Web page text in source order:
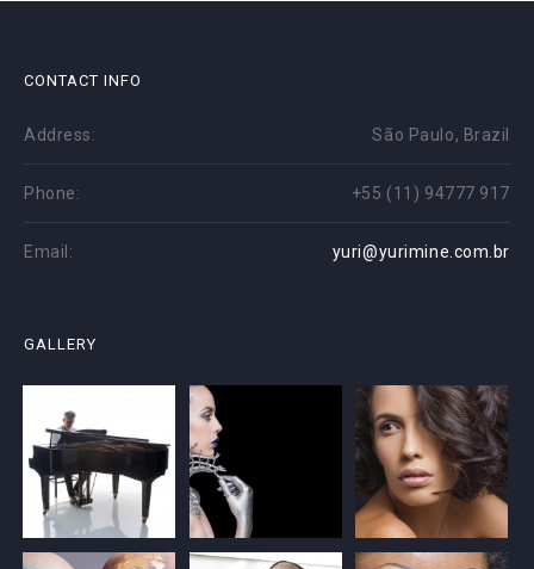
CONTACT INFO
Address: São Paulo, Brazil
Phone: +55 (11) 94777 917
Email: yuri@yurimine.com.br
GALLERY